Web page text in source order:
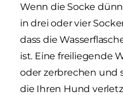
Wenn die Socke
in drei oder vier
dass die
ist. Eine freiliegende
oder zerbrechen und
die Ihren Hund